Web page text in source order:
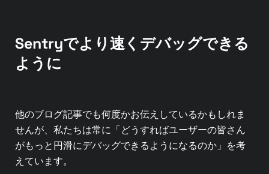
Sentryでより速くデバッグできる
ように
他のブログ記事でも何度かお伝えしているかもしれま
せんが、私たちは常に「どうすればユーザーの皆さん
がもっと円滑にデバッグできるようになるのか」を考
えています。